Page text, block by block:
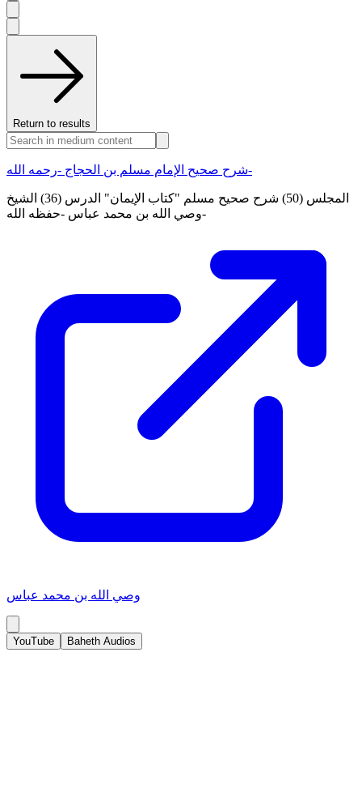
Return to results
شرح صحيح الإمام مسلم بن الحجاج -رحمه الله-
المجلس (50) شرح صحيح مسلم "كتاب الإيمان" الدرس (36) الشيخ
وصي الله بن محمد عباس -حفظه الله-
وصي الله بن محمد عباس
YouTube Baheth Audios